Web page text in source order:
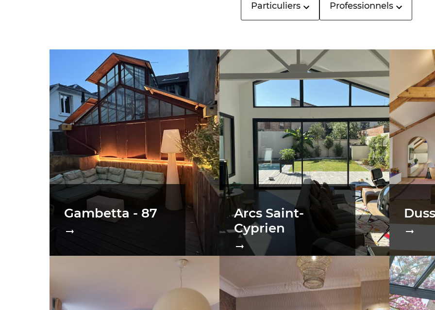
Particuliers Professionnels
Gambetta - 87
Arcs Saint-
Cyprien